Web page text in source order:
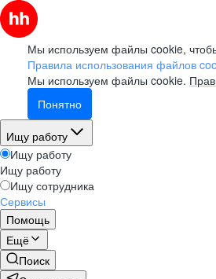
Мы используем файлы cookie,
Правила использования файлов
Мы используем файлы cookie.
Понятно
Ищу работу
Ищу работу
Ищу работу
Ищу сотрудника
Сервисы
Помощь
Ещё
Поиск